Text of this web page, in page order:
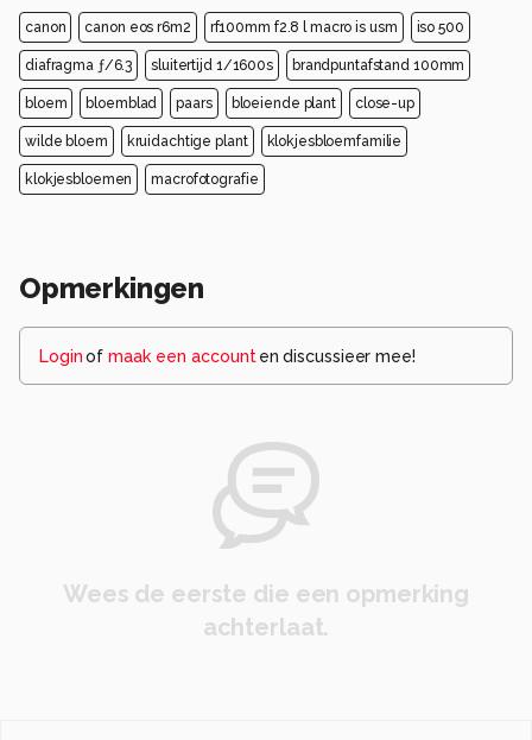
canon canon eos r6m2 rf100mm f2.8 l macro is usm iso 500
diafragma ƒ/6.3 sluitertijd 1/1600s brandpuntafstand 100mm
bloem bloemblad paars bloeiende plant close-up
wilde bloem kruidachtige plant klokjesbloemfamilie
klokjesbloemen macrofotografie
Opmerkingen
Loginof maak een account en discussieer mee!
Wees de eerste die een opmerking
achterlaat.